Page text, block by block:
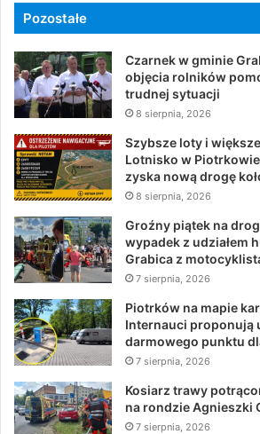
Pozostałe
Czarnek w gminie
objęcia rolników
trudnej sytuacji
8 sierpnia, 2026
Szybsze loty i
Lotnisko w
zyska nową drogę
8 sierpnia, 2026
Groźny piątek na
wypadek z udziałem
Grabica z
7 sierpnia, 2026
Piotrków na mapie
Internauci proponują
darmowego punktu
7 sierpnia, 2026
Kosiarz trawy
na rondzie Agnieszki
7 sierpnia, 2026